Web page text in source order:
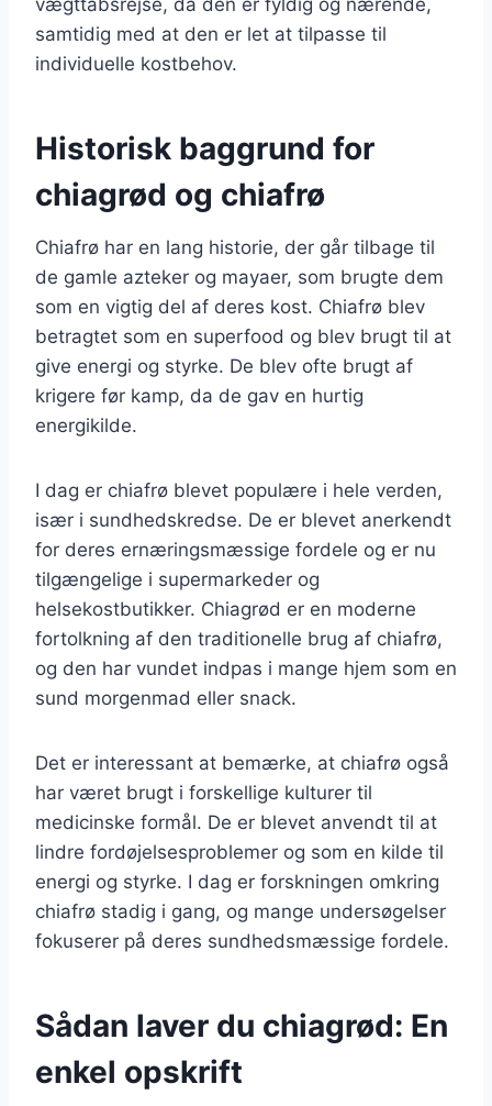
samtidig med at den er let at tilpasse til
individuelle kostbehov.
Historisk baggrund for
chiagrød og chiafrø
Chiafrø har en lang historie, der går tilbage til
de gamle azteker og mayaer, som brugte dem
som en vigtig del af deres kost. Chiafrø blev
betragtet som en superfood og blev brugt til at
give energi og styrke. De blev ofte brugt af
krigere før kamp, da de gav en hurtig
energikilde.
I dag er chiafrø blevet populære i hele verden,
især i sundhedskredse. De er blevet anerkendt
for deres ernæringsmæssige fordele og er nu
tilgængelige i supermarkeder og
helsekostbutikker. Chiagrød er en moderne
fortolkning af den traditionelle brug af chiafrø,
og den har vundet indpas i mange hjem som en
sund morgenmad eller snack.
Det er interessant at bemærke, at chiafrø også
har været brugt i forskellige kulturer til
medicinske formål. De er blevet anvendt til at
lindre fordøjelsesproblemer og som en kilde til
energi og styrke. I dag er forskningen omkring
chiafrø stadig i gang, og mange undersøgelser
fokuserer på deres sundhedsmæssige fordele.
Sådan laver du chiagrød: En
enkel opskrift